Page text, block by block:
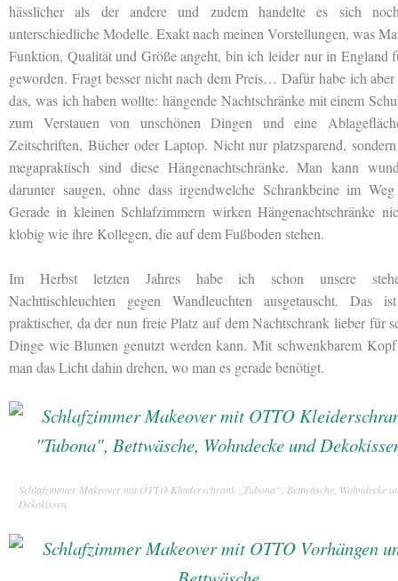
hässlicher als der andere und zudem handelte es sich
unterschiedliche Modelle. Exakt nach meinen Vorstellungen, was
Funktion, Qualität und Größe angeht, bin ich leider nur in England
geworden. Fragt besser nicht nach dem Preis… Dafür habe ich aber
das, was ich haben wollte: hängende Nachtschränke mit einem
zum Verstauen von unschönen Dingen und eine
Zeitschriften, Bücher oder Laptop. Nicht nur platzsparend,
megapraktisch sind diese Hängenachtschränke. Man kann
darunter saugen, ohne dass irgendwelche Schrankbeine im
Gerade in kleinen Schlafzimmern wirken Hängenachtschränke
klobig wie ihre Kollegen, die auf dem Fußboden stehen.
Im Herbst letzten Jahres habe ich schon unsere
Nachttischleuchten gegen Wandleuchten ausgetauscht. Das
praktischer, da der nun freie Platz auf dem Nachtschrank lieber für
Dinge wie Blumen genutzt werden kann. Mit schwenkbarem
man das Licht dahin drehen, wo man es gerade benötigt.
Schlafzimmer Makeover mit OTTO Kleiderschrank „Tubona“, Bettwäsche, Wohndecke
Dekokissen